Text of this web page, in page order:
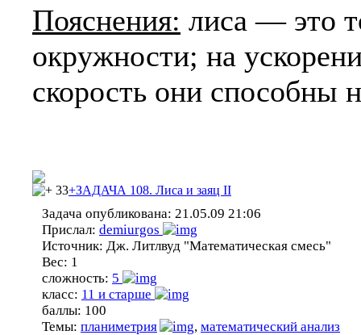
Пояснения: лиса — это
окружности; на
скорость они способны
33+ЗАДАЧА 108. Лиса и заяц II
Задача опубликована: 21.05.09 21:06
Прислал: demiurgos
Источник: Дж. Литлвуд "Математическая смесь"
Вес: 1
сложность: 5
класс: 11 и старше
баллы: 100
Темы: планиметрия , математический анализ